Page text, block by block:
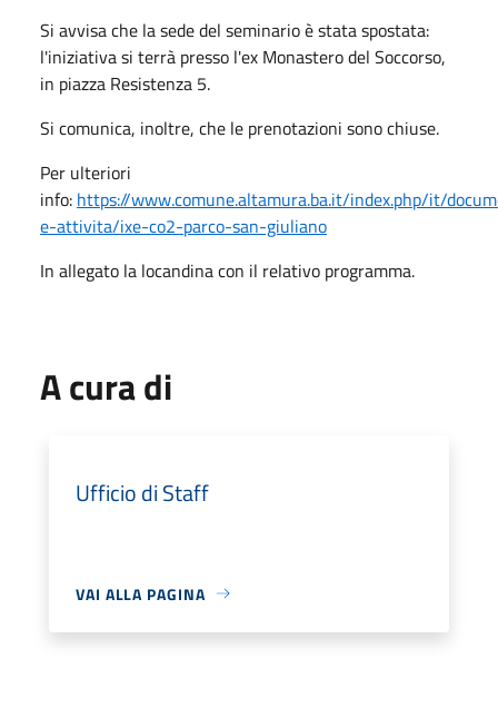
Si avvisa che la sede del seminario è stata spostata:
l'iniziativa si terrà presso l'ex Monastero del Soccorso,
in piazza Resistenza 5.
Si comunica, inoltre, che le prenotazioni sono chiuse.
Per ulteriori
info: https://www.comune.altamura.ba.it/index.php/it/
e-attivita/ixe-co2-parco-san-giuliano
In allegato la locandina con il relativo programma.
A cura di
Ufficio di Staff
VAI ALLA PAGINA